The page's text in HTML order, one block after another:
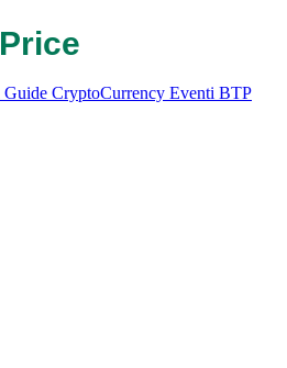
Guide CryptoCurrency Eventi BTP